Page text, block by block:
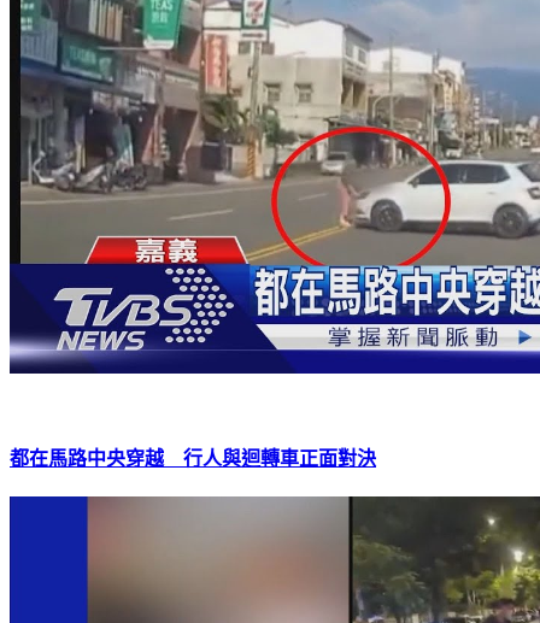
都在馬路中央穿越 行人與迴轉車正面對決